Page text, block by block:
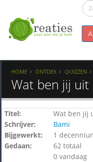
HOME ONTDEK QUIZZEN
Wat ben jij
Titel:
Wat ben jij
Schrijver:
Bami
Bijgewerkt:
1
Gedaan:
62 totaal
0 vandaag